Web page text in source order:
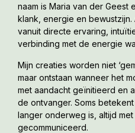
naam is Maria van der Geest
klank, energie en
vanuit directe ervaring,
verbinding met de energie
Mijn creaties worden niet
maar ontstaan wanneer het
met aandacht geïnitieerd en
de ontvanger. Soms
langer onderweg is, altijd
gecommuniceerd.